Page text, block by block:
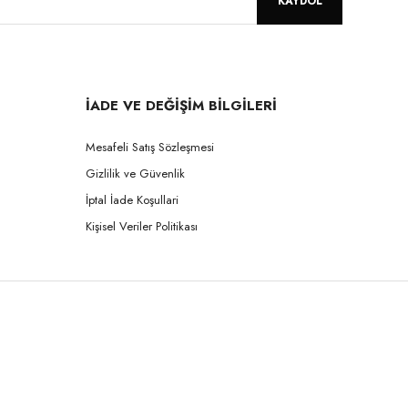
İADE VE DEĞİŞİM BİLGİLERİ
Mesafeli Satış Sözleşmesi
Gizlilik ve Güvenlik
İptal İade Koşullari
Kişisel Veriler Politikası